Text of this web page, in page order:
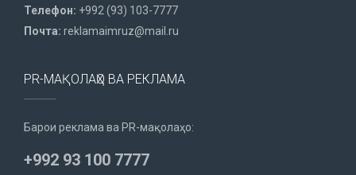
Телефон: +992 (93) 103-7777
Почта: reklamaimruz@mail.ru
PR-МАҚОЛАҲО ВА РЕКЛАМА
Барои реклама ва PR-мақолаҳо:
+992 93 100 7777